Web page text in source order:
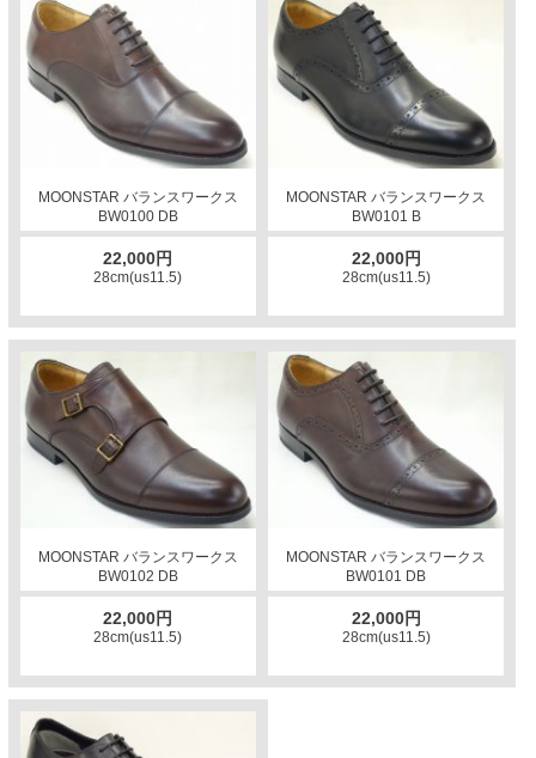
MOONSTAR バランスワークス
BW0100 DB
22,000円
28cm(us11.5)
MOONSTAR バランスワークス
BW0101 B
22,000円
28cm(us11.5)
MOONSTAR バランスワークス
BW0102 DB
22,000円
28cm(us11.5)
MOONSTAR バランスワークス
BW0101 DB
22,000円
28cm(us11.5)